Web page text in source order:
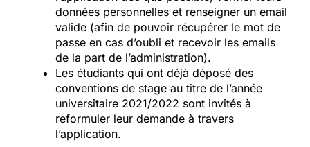
données personnelles et renseigner un email
valide (afin de pouvoir récupérer le mot de
passe en cas d’oubli et recevoir les emails
de la part de l’administration).
Les étudiants qui ont déjà déposé des
conventions de stage au titre de l’année
universitaire 2021/2022 sont invités à
reformuler leur demande à travers
l’application.